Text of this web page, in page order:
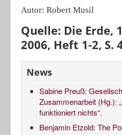
Autor: Robert Musil
Quelle: Die Erde,
2006, Heft 1-2, S.
News
Sabine Preuß:
Zusammenarbeit (Hg.):
funktioniert nichts“.
Benjamin Etzold: The